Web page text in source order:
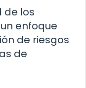
de los
enfoque
de riesgos
de